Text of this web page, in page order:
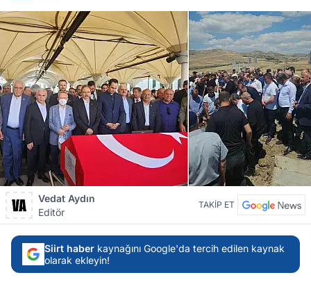
Vedat Aydın
Editör
TAKİP ET
Siirt haber kaynağını Google'da tercih edilen kaynak
olarak ekleyin!